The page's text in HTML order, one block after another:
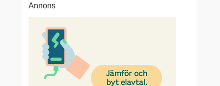
Annons